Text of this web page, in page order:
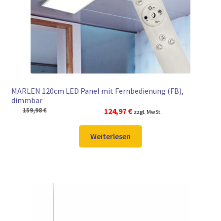
► ZAHLARTEN
► VERSANDARTEN
MARLEN 120cm LED Panel mit Fernbedienung (FB),
dimmbar
159,98€
Ursprünglicher
Preis
war:
159,98 €
124,97 €Aktueller
Preis
124,97 €.
zzgl. MwSt.
Weiterlesen